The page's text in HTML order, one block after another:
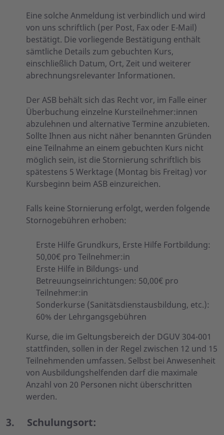
Eine solche Anmeldung ist verbindlich und wird
von uns schriftlich (per Post, Fax oder E-Mail)
bestätigt. Die vorliegende Bestätigung enthält
sämtliche Details zum gebuchten Kurs,
einschließlich Datum, Ort, Zeit und weiterer
abrechnungsrelevanter Informationen.
Der ASB behält sich das Recht vor, im Falle einer
Überbuchung einzelne Kursteilnehmer:innen
abzulehnen und alternative Termine anzubieten.
Sollte Ihnen aus nicht näher benannten Gründen
eine Teilnahme an einem gebuchten Kurs nicht
möglich sein, ist die Stornierung schriftlich bis
spätestens 5 Werktage (Montag bis Freitag) vor
Kursbeginn beim ASB einzureichen.
Falls keine Stornierung erfolgt, werden folgende
Stornogebühren erhoben:
Erste Hilfe Grundkurs, Erste Hilfe Fortbildung:
50,00€ pro Teilnehmer:in
Erste Hilfe in Bildungs- und
Betreuungseinrichtungen: 50,00€ pro
Teilnehmer:in
Sonderkurse (Sanitätsdienstausbildung, etc.):
60% der Lehrgangsgebühren
Kurse, die im Geltungsbereich der DGUV 304-001
stattfinden, sollen in der Regel zwischen 12 und 15
Teilnehmenden umfassen. Selbst bei Anwesenheit
von Ausbildungshelfenden darf die maximale
Anzahl von 20 Personen nicht überschritten
werden.
3. Schulungsort: